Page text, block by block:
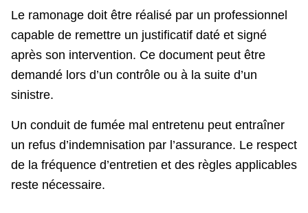
Le ramonage doit être réalisé par un professionnel
capable de remettre un justificatif daté et signé
après son intervention. Ce document peut être
demandé lors d’un contrôle ou à la suite d’un
sinistre.
Un conduit de fumée mal entretenu peut entraîner
un refus d’indemnisation par l’assurance. Le respect
de la fréquence d’entretien et des règles applicables
reste nécessaire.